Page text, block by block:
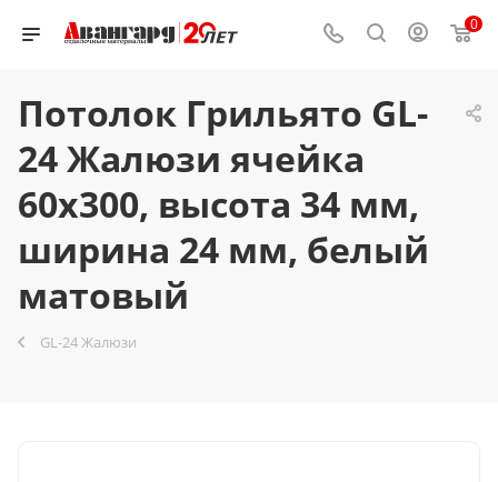
0
Потолок Грильято GL-
24 Жалюзи ячейка
60x300, высота 34 мм,
ширина 24 мм, белый
матовый
GL-24 Жалюзи